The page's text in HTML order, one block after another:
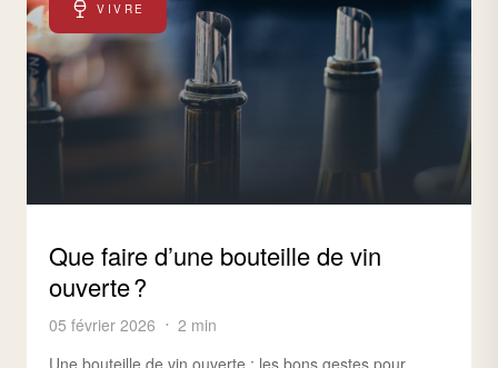
VIVRE
Que faire d’une bouteille de vin
ouverte ?
05 février 2026
2 min
Une bouteille de vin ouverte : les bons gestes pour